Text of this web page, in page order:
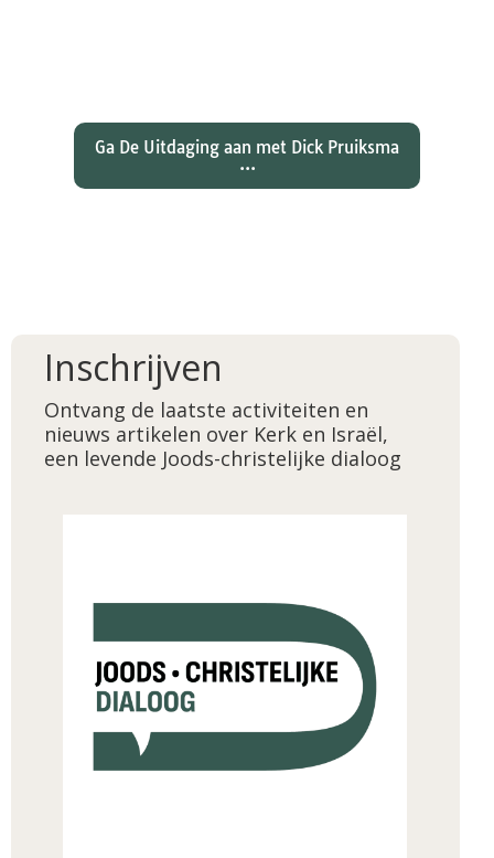
Ga De Uitdaging aan met Dick Pruiksma
...
Inschrijven
Ontvang de laatste activiteiten en
nieuws artikelen over Kerk en Israël,
een levende Joods-christelijke dialoog